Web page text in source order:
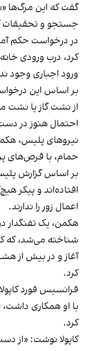
گفت که این مرگ‌ها
جستجو و تحقیقات
در درخواست حکم
کرد، درب ورودی
ورود اجباری وجود
بر اساس این
از نشت گاز یا نشت
احتمال هنوز در
نیروهای پلیس،
حمام، با قرص‌های
بر اساس گزارش
افتاده‌اند و پیکر
اعمال زور را ندارند.
هکمن، یک
شناخته می‌شد، که
آغاز و در بیش از
کرد.
فرانسیس فورد
با او همکاری داشت،
کرد.
کاپولا نوشت: «از